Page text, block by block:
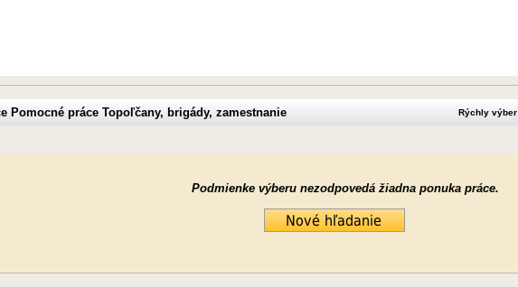
Pomocné práce Topoľčany, brigády, zamestnanie Rýchly výber
Podmienke výberu nezodpovedá žiadna ponuka práce.